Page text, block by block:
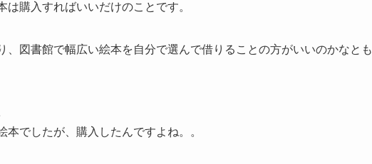
購入すればいいだけのことです。
、図書館で幅広い絵本を自分で選んで借りることの方がいいのかなとも
でしたが、購入したんですよね。。